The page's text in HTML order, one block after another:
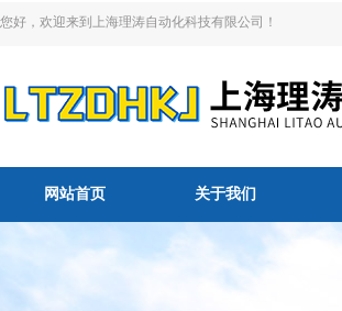
您好，欢迎来到上海理涛自动化科技有限公司！
网站首页 关于我们